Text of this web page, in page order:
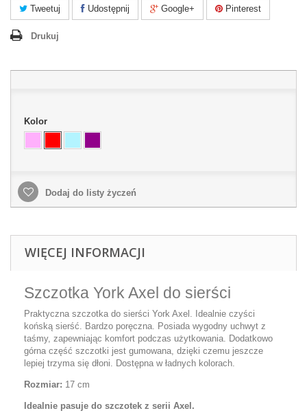
Tweetuj Udostępnij Google+ Pinterest
Drukuj
Kolor
Dodaj do listy życzeń
WIĘCEJ INFORMACJI
Szczotka York Axel do sierści
Praktyczna szczotka do sierści York Axel. Idealnie czyści
końską sierść. Bardzo poręczna. Posiada wygodny uchwyt z
taśmy, zapewniając komfort podczas użytkowania. Dodatkowo
górna część szczotki jest gumowana, dzięki czemu jeszcze
lepiej trzyma się dłoni. Dostępna w ładnych kolorach.
Rozmiar: 17 cm
Idealnie pasuje do szczotek z serii Axel.